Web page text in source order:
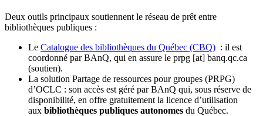
Deux outils principaux soutiennent le réseau de prêt entre
bibliothèques publiques :
Le Catalogue des bibliothèques du Québec (CBQ) : il est
coordonné par BAnQ, qui en assure le prpg [at] banq.qc.ca
(soutien).
La solution Partage de ressources pour groupes (PRPG)
d’OCLC : son accès est géré par BAnQ qui, sous réserve de
disponibilité, en offre gratuitement la licence d’utilisation
aux bibliothèques publiques autonomes du Québec.